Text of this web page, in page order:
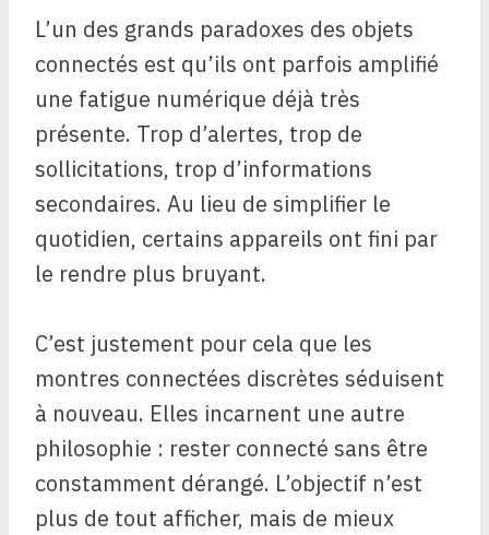
L’un des grands paradoxes des objets
connectés est qu’ils ont parfois amplifié
une fatigue numérique déjà très
présente. Trop d’alertes, trop de
sollicitations, trop d’informations
secondaires. Au lieu de simplifier le
quotidien, certains appareils ont fini par
le rendre plus bruyant.
C’est justement pour cela que les
montres connectées discrètes séduisent
à nouveau. Elles incarnent une autre
philosophie : rester connecté sans être
constamment dérangé. L’objectif n’est
plus de tout afficher, mais de mieux